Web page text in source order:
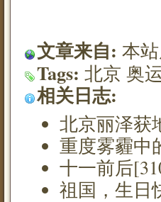
文章来自: 本
Tags: 北京 奥
相关日志:
北京丽泽获
重度雾霾中
十一前后
祖国，生日